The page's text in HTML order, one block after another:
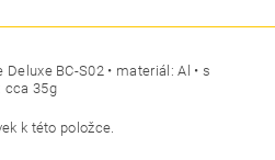
BC-S02 • materiál: Al • s
cca 35g
k této položce.